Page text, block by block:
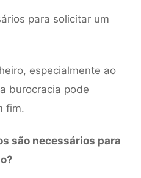
para solicitar um
especialmente ao
burocracia pode
fim.
são necessários para